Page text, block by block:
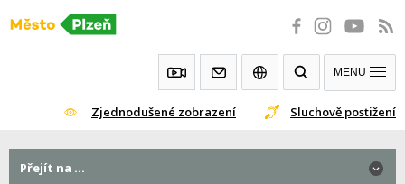
Přeskočit
Zjednodušené zobrazení Sluchově postižení
MENU
Přejít na ...